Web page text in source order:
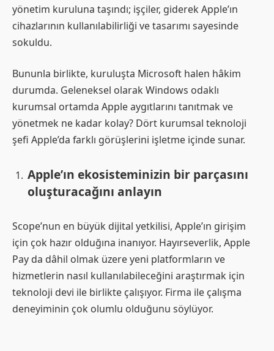
yönetim kuruluna taşındı; işçiler, giderek Apple’ın
cihazlarının kullanılabilirliği ve tasarımı sayesinde
sokuldu.
Bununla birlikte, kuruluşta Microsoft halen hâkim
durumda. Geleneksel olarak Windows odaklı
kurumsal ortamda Apple aygıtlarını tanıtmak ve
yönetmek ne kadar kolay? Dört kurumsal teknoloji
şefi Apple’da farklı görüşlerini işletme içinde sunar.
Apple’ın ekosisteminizin bir parçasını
oluşturacağını anlayın
Scope’nun en büyük dijital yetkilisi, Apple’ın girişim
için çok hazır olduğına inanıyor. Hayırseverlik, Apple
Pay da dâhil olmak üzere yeni platformların ve
hizmetlerin nasıl kullanılabileceğini araştırmak için
teknoloji devi ile birlikte çalışıyor. Firma ile çalışma
deneyiminin çok olumlu olduğunu söylüyor.